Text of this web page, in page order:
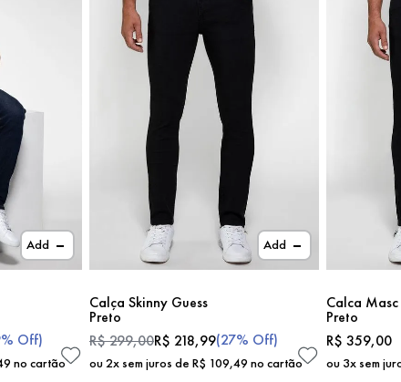
Add
Off)
no cartão
Add
Calça Skinny Guess
Preto
R$299,00R$ 218,99(27% Off)
ou2x sem juros de R$ 109,49 no cartão
Calca
Preto
R$ 359,00
ou 3x sem